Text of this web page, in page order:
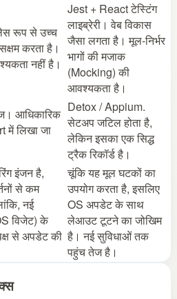
रूप से उच्च
करता है।
नहीं है।
Jest + React टेस्टिंग
लाइब्रेरी। वेब विकास
जैसा लगता है। मूल-निर्भर
भागों की मजाक
(Mocking) की
आवश्यकता है।
आधिकारिक
में लिखा जा
Detox / Appium.
सेटअप जटिल होता है,
लेकिन इसका एक सिद्ध
ट्रैक रिकॉर्ड है।
इंजन है,
से कम
नई
विजेट) के
से अपडेट की
चूंकि यह मूल घटकों का
उपयोग करता है, इसलिए
OS अपडेट के साथ
लेआउट टूटने का जोखिम
है। नई सुविधाओं तक
पहुंच तेज है।